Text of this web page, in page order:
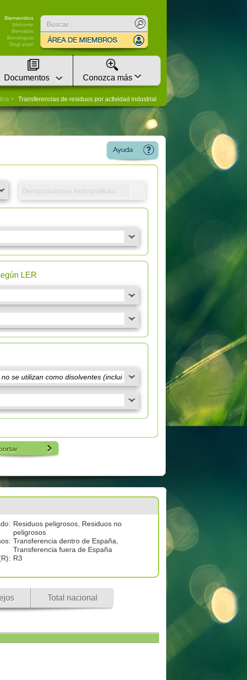
Bienvenidos
Welcome
Benvidos
Benvinguts
Ongi etorri
Documentos Conozca más
Transferencias de residuos por actividad industrial
LER
Residuos peligrosos, Residuos no
peligrosos
Transferencia dentro de España,
Transferencia fuera de España
R3
Total nacional